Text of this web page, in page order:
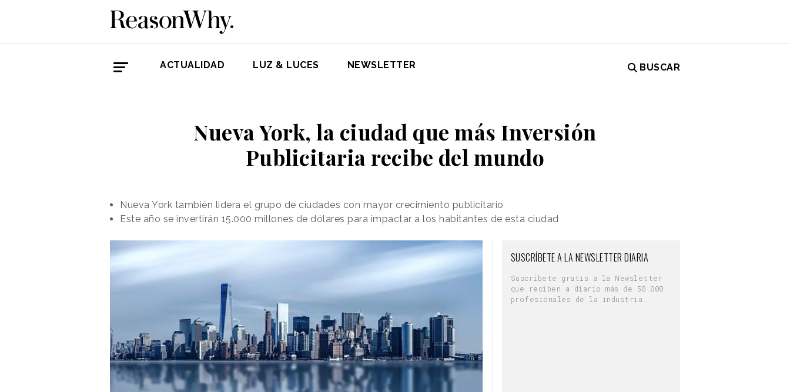
ACTUALIDAD LUZ & LUCES NEWSLETTER BUSCAR
Nueva York, la ciudad que más Inversión
Publicitaria recibe del mundo
Nueva York también lidera el grupo de ciudades con mayor crecimiento publicitario
Este año se invertirán 15.000 millones de dólares para impactar a los habitantes de esta ciudad
SUSCRÍBETE A LA NEWSLETTER DIARIA
Suscríbete gratis a la Newsletter
que reciben a diario más de 50.000
profesionales de la industria.